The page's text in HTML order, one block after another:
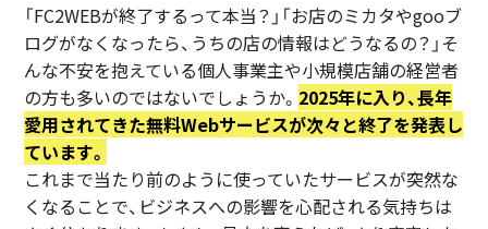
「FC2WEBが終了するって本当？」「お店のミカタやgooブ
ログがなくなったら、うちの店の情報はどうなるの？」そ
んな不安を抱えている個人事業主や小規模店舗の経営者
の方も多いのではないでしょうか。 2025年に入り、長年
愛用されてきた無料Webサービスが次々と終了を発表し
ています。
これまで当たり前のように使っていたサービスが突然な
くなることで、ビジネスへの影響を心配される気持ちは